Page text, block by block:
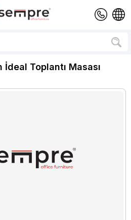
Toplantı Masası